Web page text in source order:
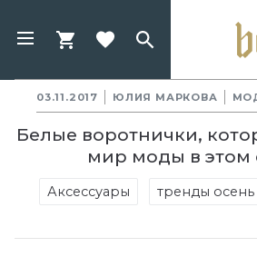
03.11.2017 ЮЛИЯ МАРКОВА
Белые воротнички,
мир моды в этом
Аксессуары тренды осень